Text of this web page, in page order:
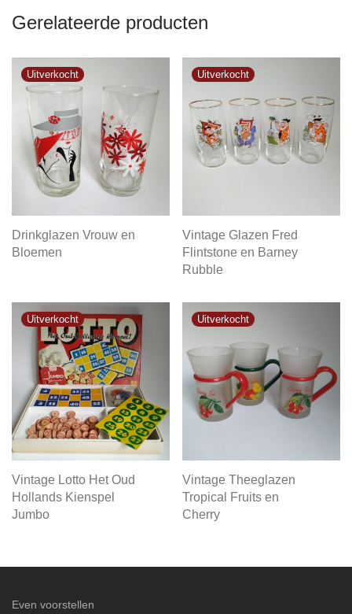
Gerelateerde producten
Drinkglazen Vrouw en
Bloemen
Vintage Glazen Fred
Flintstone en Barney
Rubble
Vintage Lotto Het Oud
Hollands Kienspel
Jumbo
Vintage Theeglazen
Tropical Fruits en
Cherry
Even voorstellen